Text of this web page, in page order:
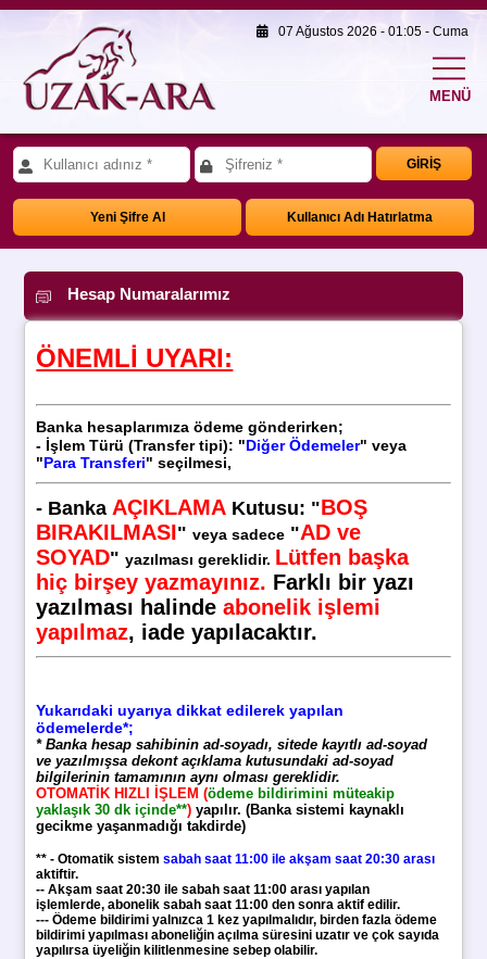
07 Ağustos 2026 - 01:05 - Cuma
MENÜ
GİRİŞ
Yeni Şifre Al Kullanıcı Adı Hatırlatma
Hesap Numaralarımız
ÖNEMLİ UYARI:
Banka hesaplarımıza ödeme gönderirken;
- İşlem Türü (Transfer tipi): "Diğer Ödemeler" veya
"Para Transferi" seçilmesi,
- Banka AÇIKLAMA Kutusu: "BOŞ
BIRAKILMASI"veya sadece "AD ve
SOYAD"yazılması gereklidir. Lütfen başka
hiç birşey yazmayınız. Farklı bir yazı
yazılması halindeabonelik işlemi
yapılmaz, iade yapılacaktır.
Yukarıdaki uyarıya dikkat edilerek yapılan
ödemelerde*;
* Banka hesap sahibinin ad-soyadı, sitede kayıtlı ad-soyad
ve yazılmışsa dekont açıklama kutusundaki ad-soyad
bilgilerinin tamamının aynı olması gereklidir.
OTOMATİK HIZLI İŞLEM (ödeme bildirimini müteakip
yaklaşık 30 dk içinde**) yapılır. (Banka sistemi kaynaklı
gecikme yaşanmadığı takdirde)
** - Otomatik sistemsabah saat 11:00 ile akşam saat 20:30 arası
aktiftir.
-- Akşam saat 20:30 ile sabah saat 11:00 arası yapılan
işlemlerde, abonelik sabah saat 11:00 den sonra aktif edilir.
--- Ödeme bildirimi yalnızca 1 kez yapılmalıdır, birden fazla ödeme
bildirimi yapılması aboneliğin açılma süresini uzatır ve çok sayıda
yapılırsa üyeliğin kilitlenmesine sebep olabilir.